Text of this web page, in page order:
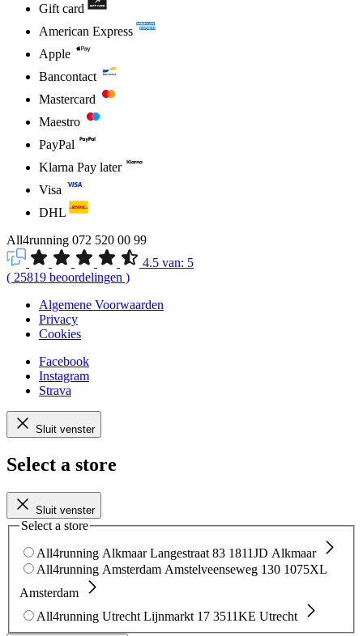
Gift card
American Express
Apple
Bancontact
Mastercard
Maestro
PayPal
Klarna Pay later
Visa
DHL
All4running 072 520 00 99
4.5 van: 5
( 25819 beoordelingen )
Algemene Voorwaarden
Privacy
Cookies
Facebook
Instagram
Strava
Sluit venster
Select a store
Sluit venster
Select a store
All4running Alkmaar Langestraat 83 1811JD Alkmaar
All4running Amsterdam Amstelveenseweg 130 1075XL
Amsterdam
All4running Utrecht Lijnmarkt 17 3511KE Utrecht